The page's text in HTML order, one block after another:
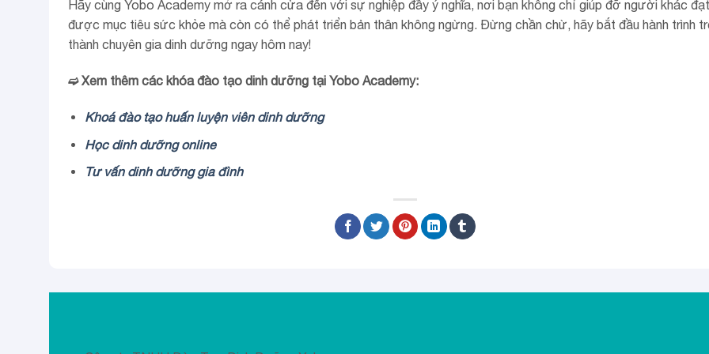
Hãy cùng Yobo Academy mở ra cánh cửa đến với sự nghiệp đầy ý nghĩa, nơi bạn không chỉ giúp đỡ người khác đạt
được mục tiêu sức khỏe mà còn có thể phát triển bản thân không ngừng. Đừng chần chừ, hãy bắt đầu hành trình
thành chuyên gia dinh dưỡng ngay hôm nay!
➫ Xem thêm các khóa đào tạo dinh dưỡng tại Yobo Academy:
Khoá đào tạo huấn luyện viên dinh dưỡng
Học dinh dưỡng online
Tư vấn dinh dưỡng gia đình